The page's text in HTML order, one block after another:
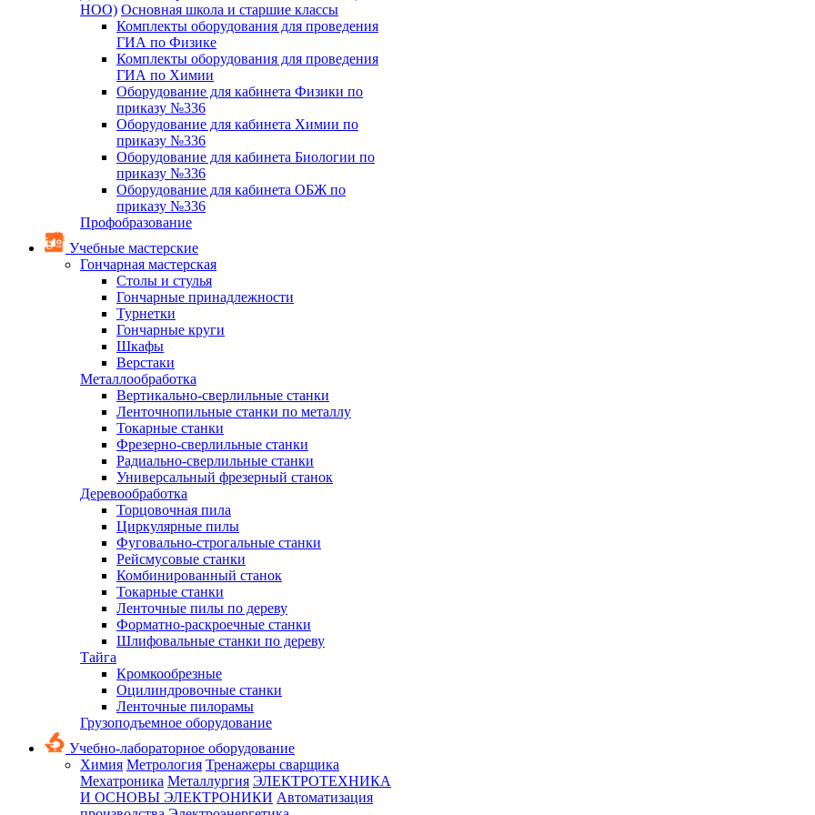
НОО) Основная школа и старшие классы
Комплекты оборудования для проведения
ГИА по Физике
Комплекты оборудования для проведения
ГИА по Химии
Оборудование для кабинета Физики по
приказу №336
Оборудование для кабинета Химии по
приказу №336
Оборудование для кабинета Биологии по
приказу №336
Оборудование для кабинета ОБЖ по
приказу №336
Профобразование
Учебные мастерские
Гончарная мастерская
Столы и стулья
Гончарные принадлежности
Турнетки
Гончарные круги
Шкафы
Верстаки
Металлообработка
Вертикально-сверлильные станки
Ленточнопильные станки по металлу
Токарные станки
Фрезерно-сверлильные станки
Радиально-сверлильные станки
Универсальный фрезерный станок
Деревообработка
Торцовочная пила
Циркулярные пилы
Фуговально-строгальные станки
Рейсмусовые станки
Комбинированный станок
Токарные станки
Ленточные пилы по дереву
Форматно-раскроечные станки
Шлифовальные станки по дереву
Тайга
Кромкообрезные
Оцилиндровочные станки
Ленточные пилорамы
Грузоподъемное оборудование
Учебно-лабораторное оборудование
Химия Метрология Тренажеры сварщика
Мехатроника Металлургия ЭЛЕКТРОТЕХНИКА
И ОСНОВЫ ЭЛЕКТРОНИКИ Автоматизация